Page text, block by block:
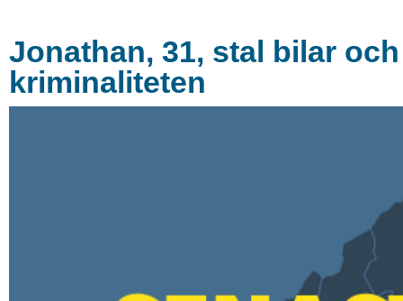
Jonathan, 31, stal bilar
kriminaliteten